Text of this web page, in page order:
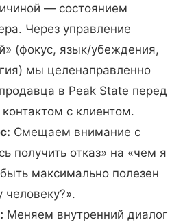
— состоянием
Через управление
(фокус, язык/убеждения,
мы целенаправленно
в Peak State перед
с клиентом.
Смещаем внимание с
получить отказ» на «чем я
максимально полезен
человеку?».
Меняем внутренний диалог